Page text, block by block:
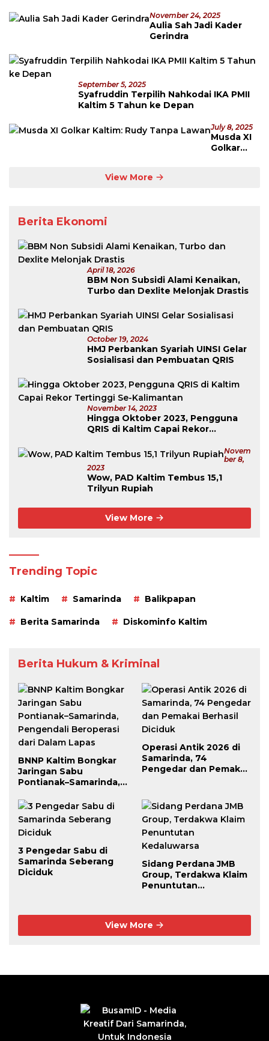
November 24, 2025
Aulia Sah Jadi Kader
Gerindra
September 5, 2025
Syafruddin Terpilih Nahkodai IKA PMII
Kaltim 5 Tahun ke Depan
July 8, 2025
Musda XI
Golkar
View More
Berita Ekonomi
April 18, 2026
BBM Non Subsidi Alami Kenaikan,
Turbo dan Dexlite Melonjak Drastis
October 19, 2024
HMJ Perbankan Syariah UINSI Gelar
Sosialisasi dan Pembuatan QRIS
November 14, 2023
Hingga Oktober 2023, Pengguna
QRIS di Kaltim Capai Rekor
Novem
Ber 8,
2023
Wow, PAD Kaltim Tembus 15,1
Trilyun Rupiah
View More
Trending Topic
Kaltim Samarinda Balikpapan
Berita Samarinda Diskominfo Kaltim
Berita Hukum & Kriminal
BNNP Kaltim Bongkar
Jaringan Sabu
Pontianak–Samarinda,
dari Dalam Lapas
Operasi Antik 2026 di
Samarinda, 74
Pengedar dan Pemakai
3 Pengedar Sabu di
Samarinda Seberang
Diciduk
Sidang Perdana JMB
Group, Terdakwa Klaim
Penuntutan
View More